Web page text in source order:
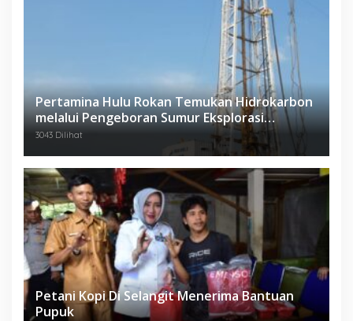
Pertamina Hulu Rokan Temukan Hidrokarbon
melalui Pengeboran Sumur Eksplorasi
Anggrek Violet (AVO)-001
3043 Dilihat
Petani Kopi Di Selangit Menerima Bantuan
Pupuk